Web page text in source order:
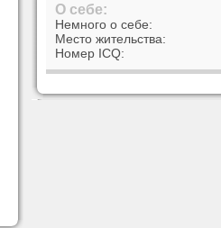
О себе:
Немного о себе:
Место жительства:
Номер ICQ: